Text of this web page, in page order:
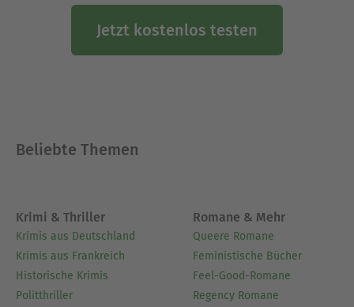
Jetzt kostenlos testen
Beliebte Themen
Krimi & Thriller
Krimis aus Deutschland
Krimis aus Frankreich
Historische Krimis
Politthriller
Romane & Mehr
Queere Romane
Feministische Bücher
Feel-Good-Romane
Regency Romane